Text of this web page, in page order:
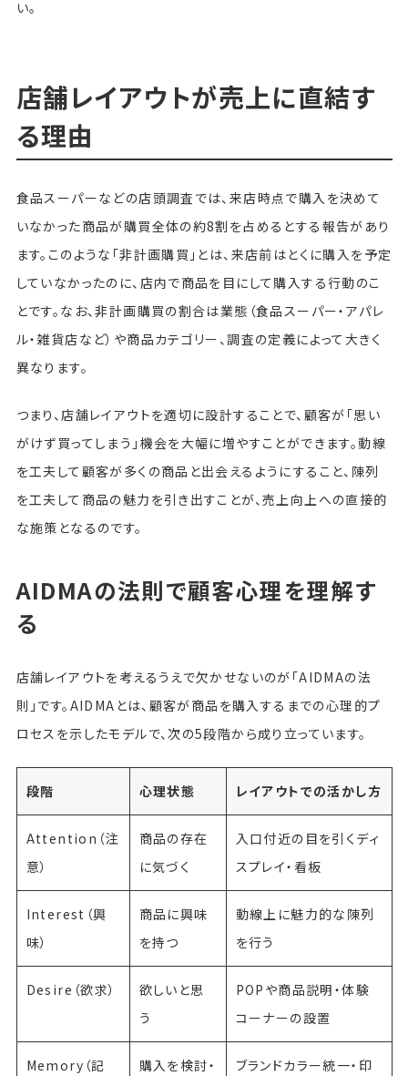
い。
店舗レイアウトが売上に直結す
る理由
食品スーパーなどの店頭調査では、来店時点で購入を決めて
いなかった商品が購買全体の約8割を占めるとする報告があり
ます。このような「非計画購買」とは、来店前はとくに購入を予定
していなかったのに、店内で商品を目にして購入する行動のこ
とです。なお、非計画購買の割合は業態（食品スーパー・アパレ
ル・雑貨店など）や商品カテゴリー、調査の定義によって大きく
異なります。
つまり、店舗レイアウトを適切に設計することで、顧客が「思い
がけず買ってしまう」機会を大幅に増やすことができます。動線
を工夫して顧客が多くの商品と出会えるようにすること、陳列
を工夫して商品の魅力を引き出すことが、売上向上への直接的
な施策となるのです。
AIDMAの法則で顧客心理を理解す
る
店舗レイアウトを考えるうえで欠かせないのが「AIDMAの法
則」です。AIDMAとは、顧客が商品を購入するまでの心理的プ
ロセスを示したモデルで、次の5段階から成り立っています。
段階 心理状態 レイアウトでの活かし方
Attention（注
意）
商品の存在
に気づく
入口付近の目を引くディ
スプレイ・看板
Interest（興
味）
商品に興味
を持つ
動線上に魅力的な陳列
を行う
Desire（欲求）
欲しいと思
う
POPや商品説明・体験
コーナーの設置
Memory（記
購入を検討・
ブランドカラー統一・印